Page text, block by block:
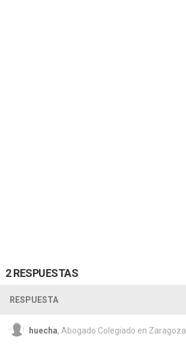
2 RESPUESTAS
RESPUESTA
huecha, Abogado Colegiado en Zaragoza